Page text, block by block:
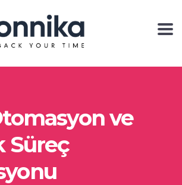
ve
Süreç